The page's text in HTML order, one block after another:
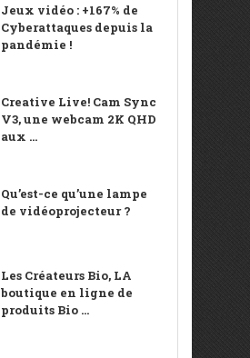
Jeux vidéo : +167% de
Cyberattaques depuis la
pandémie !
Creative Live! Cam Sync
V3, une webcam 2K QHD
aux ...
Qu’est-ce qu’une lampe
de vidéoprojecteur ?
Les Créateurs Bio, LA
boutique en ligne de
produits Bio ...